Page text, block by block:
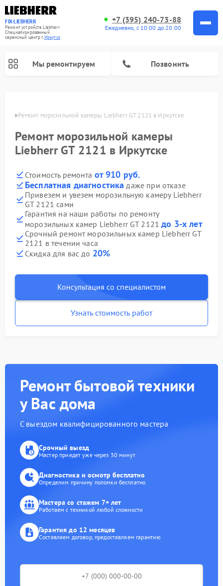
FIX-LIEBHERR
Ремонт устройств Liebherr
Специализированный
cервисный центр г.Иркутск
+7 (395) 240-73-88
Ежедневно, с 10:00 до 20:00
Мы ремонтируем Позвонить
Ремонт морозильной камеры Liebherr GT 2121 в Иркутске
Ремонт морозильной камеры
Liebherr GT 2121 в Иркутске
Стоимость ремонта от 910 руб.
Бесплатная диагностика даже при отказе
Привезем и увезем морозильную камеру Liebherr
GT 2121 сами
Гарантия на наши работы по ремонту
морозильных камер Liebherr GT 2121до 3-х лет
Срочный ремонт морозильных камер Liebherr GT
2121 в течении часа
Скидка для вас до 20%
Консультация со специалистом
Узнать стоимость работ
Ремонт бытовой техники
у Вас дома
С выездом квалифицированного мастера
Срочный выезд
Мастер приедет уже через 30 минут
Диагностика и осмотр бесплатно
Определим причину поломки бесплатно
Мастера со стажем 7+ лет
Работаем с техникой любой сложности
Гарантия до 12 месяцев
Составляем договор, предоставляем гарантию